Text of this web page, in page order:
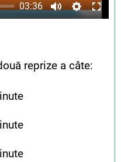
03:36
reprize a câte: